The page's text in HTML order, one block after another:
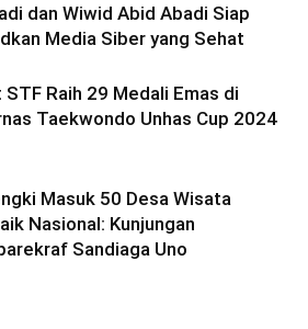
dan Wiwid Abid Abadi Siap
Media Siber yang Sehat
Raih 29 Medali Emas di
Taekwondo Unhas Cup 2024
Masuk 50 Desa Wisata
Nasional: Kunjungan
Sandiaga Uno